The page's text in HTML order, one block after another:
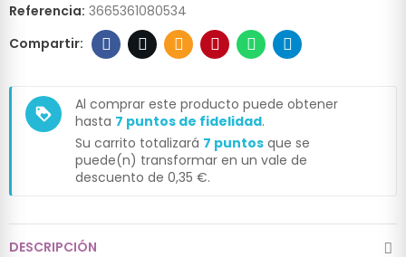
Referencia: 3665361080534
loyalty
Al comprar este producto puede obtener
hasta 7 puntos de fidelidad.
Su carrito totalizará 7 puntos que se
puede(n) transformar en un vale de
descuento de 0,35 €.
DESCRIPCIÓN